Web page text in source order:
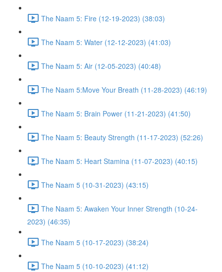
The Naam 5: Fire (12-19-2023) (38:03)
The Naam 5: Water (12-12-2023) (41:03)
The Naam 5: Air (12-05-2023) (40:48)
The Naam 5:Move Your Breath (11-28-2023) (46:19)
The Naam 5: Brain Power (11-21-2023) (41:50)
The Naam 5: Beauty Strength (11-17-2023) (52:26)
The Naam 5: Heart Stamina (11-07-2023) (40:15)
The Naam 5 (10-31-2023) (43:15)
The Naam 5: Awaken Your Inner Strength (10-24-
2023) (46:35)
The Naam 5 (10-17-2023) (38:24)
The Naam 5 (10-10-2023) (41:12)